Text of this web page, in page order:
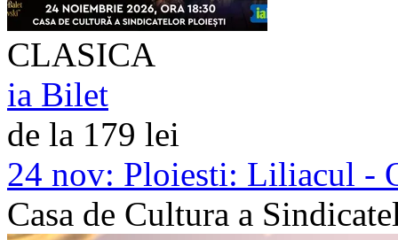
CLASICA
ia Bilet
de la 179 lei
24 nov: Ploiesti: Liliacul -
Casa de Cultura a